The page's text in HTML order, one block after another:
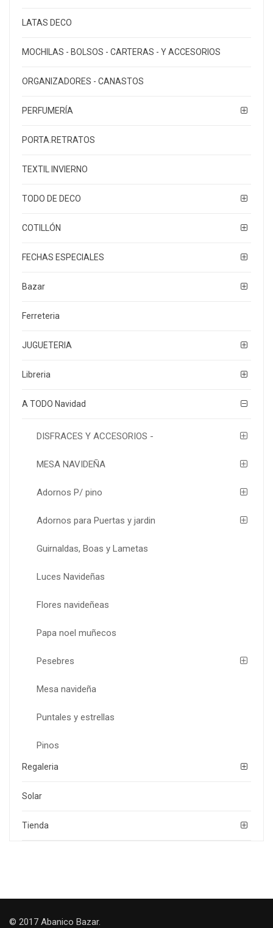
LATAS DECO
MOCHILAS - BOLSOS - CARTERAS - Y ACCESORIOS
ORGANIZADORES - CANASTOS
PERFUMERÍA
PORTA.RETRATOS
TEXTIL INVIERNO
TODO DE DECO
COTILLÓN
FECHAS ESPECIALES
Bazar
Ferreteria
JUGUETERIA
Libreria
A TODO Navidad
DISFRACES Y ACCESORIOS -
MESA NAVIDEÑA
Adornos P/ pino
Adornos para Puertas y jardin
Guirnaldas, Boas y Lametas
Luces Navideñas
Flores navideñeas
Papa noel muñecos
Pesebres
Mesa navideña
Puntales y estrellas
Pinos
Regaleria
Solar
Tienda
© 2017 Abanico Bazar.